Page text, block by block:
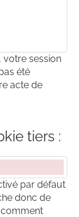
votre session
été
acte de
tiers :
par défaut
donc de